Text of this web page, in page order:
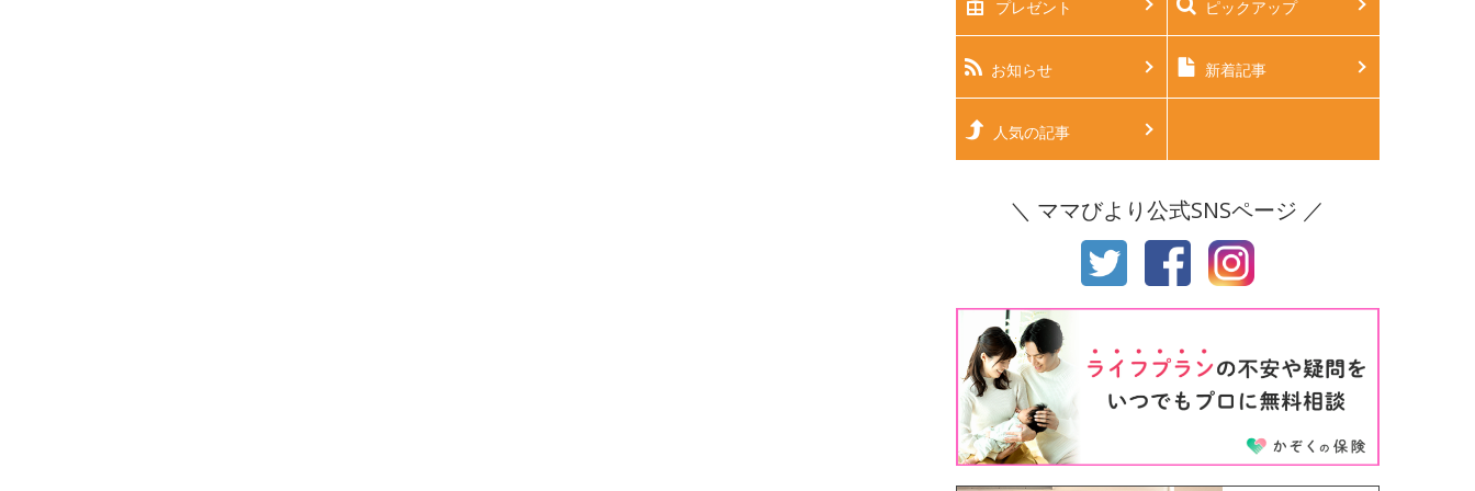
生後2ヶ月 生後3ヶ月
生後4ヶ月 生後5ヶ月
生後6ヶ月
生後11ヶ月
3才 4才
5才 6才
プレゼント ピックアップ
お知らせ 新着記事
人気の記事
＼ ママびより公式SNSページ ／